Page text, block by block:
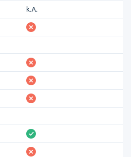
k.A.
fehlt
fehlt
fehlt
fehlt
vorhanden
fehlt